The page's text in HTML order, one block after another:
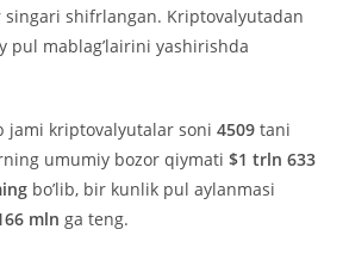
singari shifrlangan. Kriptovalyutadan
pul mablag’lairini yashirishda
jami kriptovalyutalar soni4509 tani
umumiy bozor qiymati$1 trln 633
bo’lib, bir kunlik pul aylanmasi
mln ga teng.